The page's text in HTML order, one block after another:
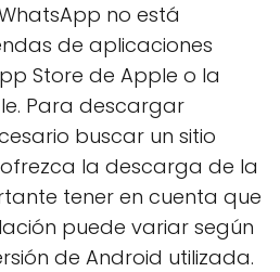
no está
de aplicaciones
Store de Apple o la
Para descargar
buscar un sitio
la descarga de la
tener en cuenta que
puede variar según
de Android utilizada.